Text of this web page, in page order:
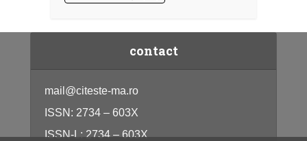
contact
mail@citeste-ma.ro
ISSN: 2734 – 603X
ISSN-L: 2734 – 603X